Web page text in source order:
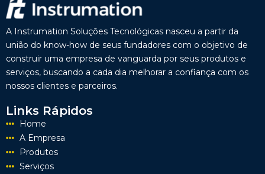
A Instrumation Soluções Tecnológicas nasceu a partir da
união do know-how de seus fundadores com o objetivo de
construir uma empresa de vanguarda por seus produtos e
serviços, buscando a cada dia melhorar a confiança com os
nossos clientes e parceiros.
Links Rápidos
Home
A Empresa
Produtos
Serviços